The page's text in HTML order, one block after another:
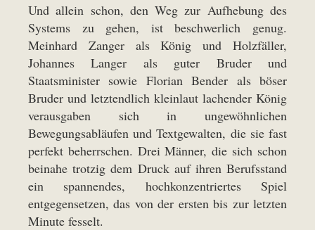
Und allein schon, den Weg zur Aufhebung des
Systems zu gehen, ist beschwerlich genug.
Meinhard Zanger als König und Holzfäller,
Johannes Langer als guter Bruder und
Staatsminister sowie Florian Bender als böser
Bruder und letztendlich kleinlaut lachender König
verausgaben sich in ungewöhnlichen
Bewegungsabläufen und Textgewalten, die sie fast
perfekt beherrschen. Drei Männer, die sich schon
beinahe trotzig dem Druck auf ihren Berufsstand
ein spannendes, hochkonzentriertes Spiel
entgegensetzen, das von der ersten bis zur letzten
Minute fesselt.